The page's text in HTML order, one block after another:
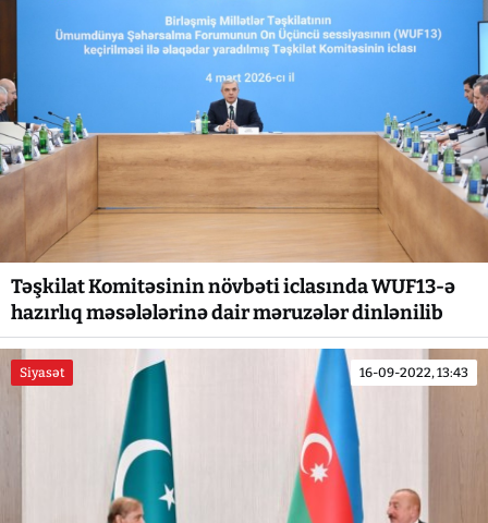
Təşkilat Komitəsinin növbəti iclasında WUF13-ə
hazırlıq məsələlərinə dair məruzələr dinlənilib
Siyasət 16-09-2022, 13:43